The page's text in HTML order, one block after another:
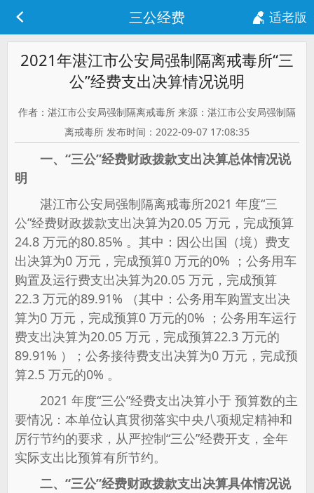
三公经费 适老版
2021年湛江市公安局强制隔离戒毒所“三
公”经费支出决算情况说明
作者：湛江市公安局强制隔离戒毒所 来源：湛江市公安局强制隔
离戒毒所 发布时间：2022-09-07 17:08:35
一、 “三公”经费财政拨款支出决算总体情况说
明
湛江市公安局强制隔离戒毒所2021 年度“三
公”经费财政拨款支出决算为20.05 万元，完成预算
24.8 万元的80.85% 。其中：因公出国（境）费支
出决算为0 万元，完成预算0 万元的0% ；公务用车
购置及运行费支出决算为20.05 万元，完成预算
22.3 万元的89.91% （其中：公务用车购置支出决
算为0 万元，完成预算0 万元的0% ；公务用车运行
费支出决算为20.05 万元，完成预算22.3 万元的
89.91% ）；公务接待费支出决算为0 万元，完成预
算2.5 万元的0% 。
2021 年度“三公”经费支出决算小于 预算数的主
要情况：本单位认真贯彻落实中央八项规定精神和
厉行节约的要求，从严控制“三公”经费开支，全年
实际支出比预算有所节约。
二、“三公”经费财政拨款支出决算具体情况说